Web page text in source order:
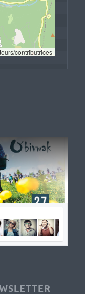
contributrices